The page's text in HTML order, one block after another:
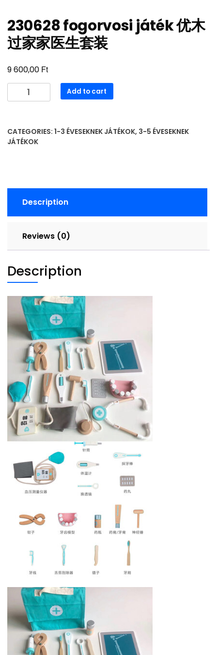
230628 fogorvosi játék 优木
过家家医生套装
9 600,00 Ft
230628
fogorvosi
木
过
装
Add to cart
CATEGORIES: 1-3 ÉVESEKNEK JÁTÉKOK, 3-5 ÉVESEKNEK
JÁTÉKOK
Description
Reviews (0)
Description